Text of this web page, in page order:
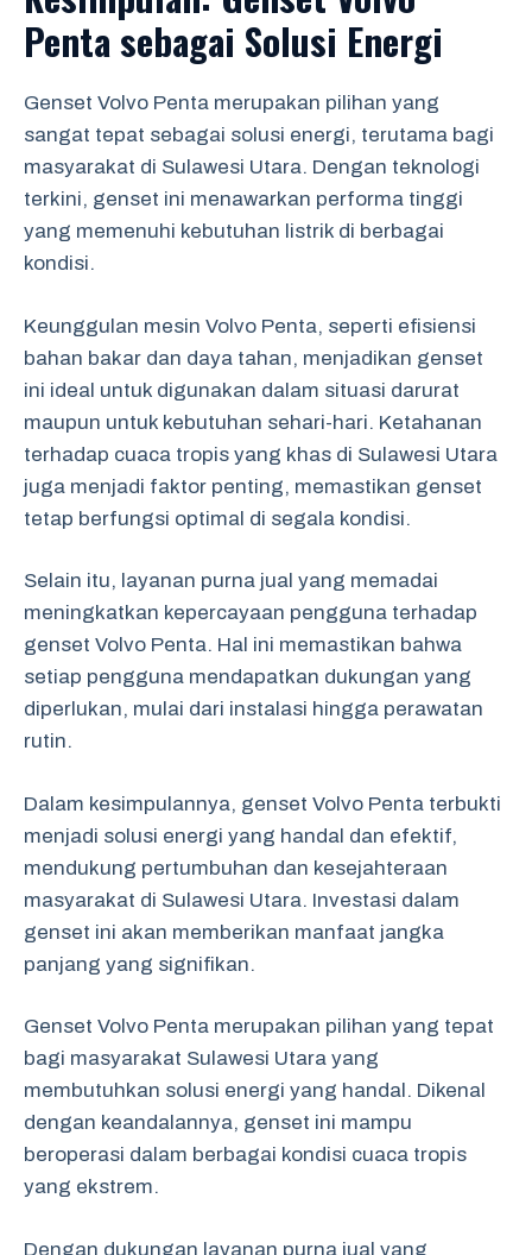
Penta sebagai Solusi Energi
Genset Volvo Penta merupakan pilihan yang
sangat tepat sebagai solusi energi, terutama bagi
masyarakat di Sulawesi Utara. Dengan teknologi
terkini, genset ini menawarkan performa tinggi
yang memenuhi kebutuhan listrik di berbagai
kondisi.
Keunggulan mesin Volvo Penta, seperti efisiensi
bahan bakar dan daya tahan, menjadikan genset
ini ideal untuk digunakan dalam situasi darurat
maupun untuk kebutuhan sehari-hari. Ketahanan
terhadap cuaca tropis yang khas di Sulawesi Utara
juga menjadi faktor penting, memastikan genset
tetap berfungsi optimal di segala kondisi.
Selain itu, layanan purna jual yang memadai
meningkatkan kepercayaan pengguna terhadap
genset Volvo Penta. Hal ini memastikan bahwa
setiap pengguna mendapatkan dukungan yang
diperlukan, mulai dari instalasi hingga perawatan
rutin.
Dalam kesimpulannya, genset Volvo Penta terbukti
menjadi solusi energi yang handal dan efektif,
mendukung pertumbuhan dan kesejahteraan
masyarakat di Sulawesi Utara. Investasi dalam
genset ini akan memberikan manfaat jangka
panjang yang signifikan.
Genset Volvo Penta merupakan pilihan yang tepat
bagi masyarakat Sulawesi Utara yang
membutuhkan solusi energi yang handal. Dikenal
dengan keandalannya, genset ini mampu
beroperasi dalam berbagai kondisi cuaca tropis
yang ekstrem.
Dengan dukungan layanan purna jual yang